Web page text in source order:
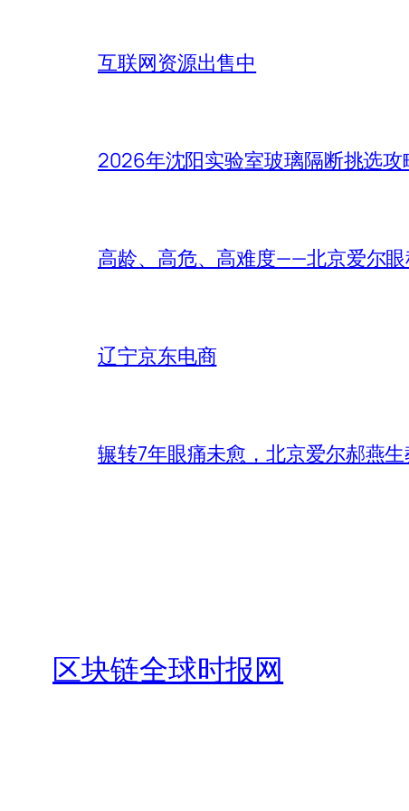
互联网资源出售中
2026年沈阳实验室玻璃隔断挑选
高龄、高危、高难度——北京爱尔
辽宁京东电商
辗转7年眼痛未愈，北京爱尔郝燕
区块链全球时报网